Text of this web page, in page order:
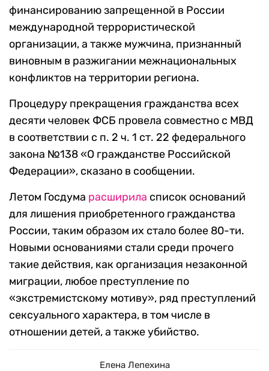
финансированию запрещенной в России
международной террористической
организации, а также мужчина, признанный
виновным в разжигании межнациональных
конфликтов на территории региона.
Процедуру прекращения гражданства всех
десяти человек ФСБ провела совместно с МВД
в соответствии с п. 2 ч. 1 ст. 22 федерального
закона №138 «О гражданстве Российской
Федерации», сказано в сообщении.
Летом Госдума расширила список оснований
для лишения приобретенного гражданства
России, таким образом их стало более 80-ти.
Новыми основаниями стали среди прочего
такие действия, как организация незаконной
миграции, любое преступление по
«экстремистскому мотиву», ряд преступлений
сексуального характера, в том числе в
отношении детей, а также убийство.
Елена Лепехина